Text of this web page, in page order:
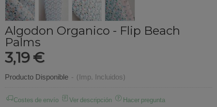
Algodon Organico - Flip Beach
Palms
3,19 €
Producto Disponible - (Imp. Incluidos)
Costes de envío Ver descripción Hacer pregunta